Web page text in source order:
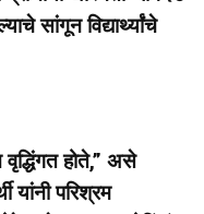
सांगून विद्यार्थ्यांचे
होते,” असे
यांनी परिश्रम